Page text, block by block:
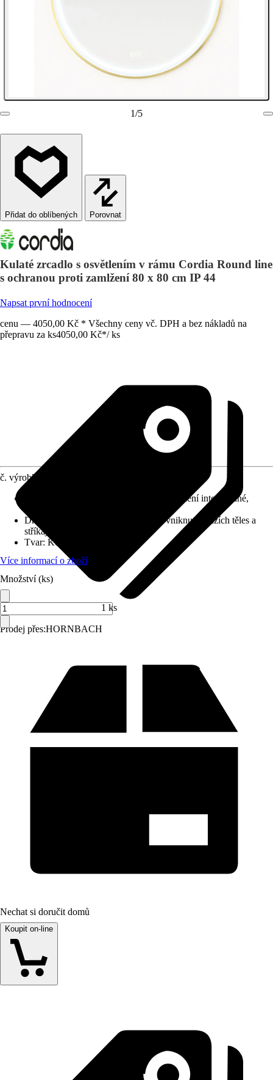
1/5
Porovnat
Kulaté zrcadlo s osvětlením v rámu Cordia Round line
s ochranou proti zamlžení 80 x 80 cm IP 44
Napsat první hodnocení
cenu — 4050,00 Kč * Všechny ceny vč. DPH a bez nákladů na
přepravu za ks4050,00 Kč*/ ks
Prodej přes:HORNBACH
č. výrobku
Systém Anti-Fog, Osvětlení integrované,
Druh ochrany
IP 44 (chráněno před vniknutím cizích těles a
stříkající vody)
Tvar: Kulatý
Více informací o zboží
Množství (ks)
1 ks
Nechat si doručit domů
Koupit on-line